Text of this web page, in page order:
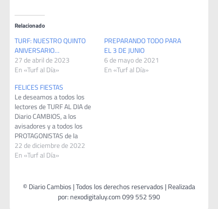
Relacionado
TURF: NUESTRO QUINTO
ANIVERSARIO…
27 de abril de 2023
En «Turf al Día»
PREPARANDO TODO PARA
EL 3 DE JUNIO
6 de mayo de 2021
En «Turf al Día»
FELICES FIESTAS
Le deseamos a todos los
lectores de TURF AL DIA de
Diario CAMBIOS, a los
avisadores y a todos los
PROTAGONISTAS de la
actividad Hípica floridense y
Nacional que siempre nos
venturoso AÑO 2023...y
como simepre decimos… LO
MEJOR ESTA POR VENIR...
22 de diciembre de 2022
En «Turf al Día»